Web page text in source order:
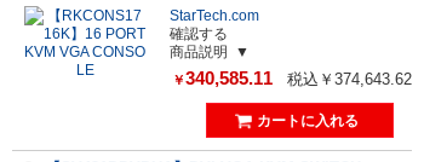
StarTech.com
確認する
商品説明
￥340,585.11 税込￥374,643.62